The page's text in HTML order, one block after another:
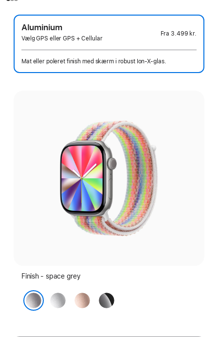
Aluminium
Vælg GPS eller GPS + Cellular
Fra 3.499 kr.
Mat eller poleret finish med skærm i robust Ion-X-glas.
Finish - space grey
sølv rosaguldpianosort